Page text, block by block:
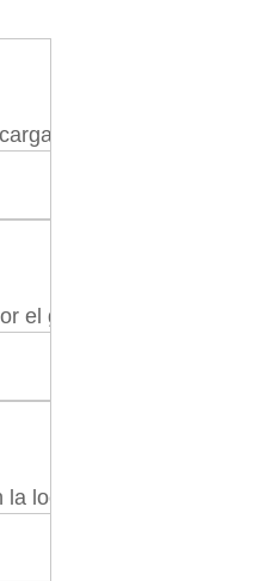
del registro y la
el gobierno español.
localidad. Como